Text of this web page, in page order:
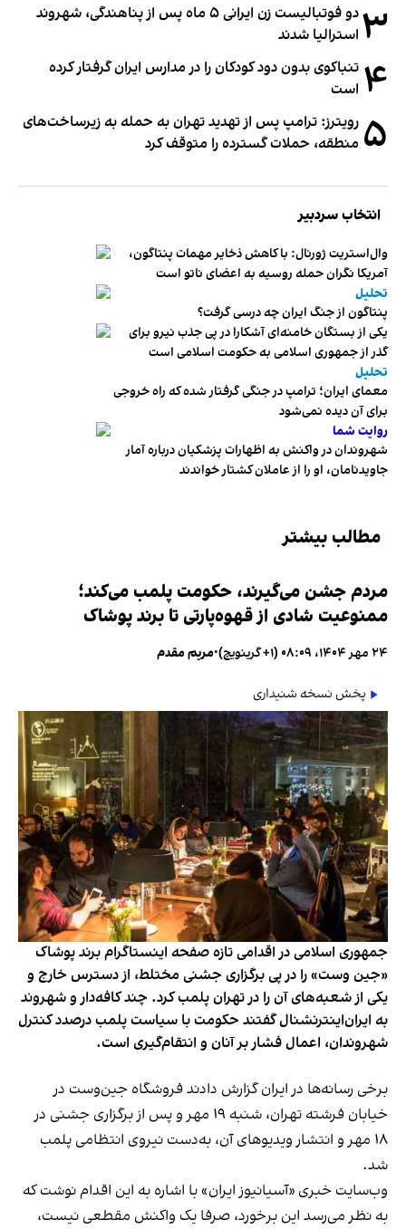
۳
دو فوتبالیست زن ایرانی ۵ ماه پس از پناهندگی، شهروند
استرالیا شدند
۴ تنباکوی بدون دود کودکان را در مدارس ایران گرفتار کرده
است
۵ رویترز: ترامپ پس از تهدید تهران به حمله به زیرساخت‌های
منطقه، حملات گسترده را متوقف کرد
انتخاب سردبیر
وال‌استریت ژورنال: با کاهش ذخایر مهمات پنتاگون،
آمریکا نگران حمله روسیه به اعضای ناتو‌ است
تحلیل
پنتاگون از جنگ ایران چه درسی گرفت؟
یکی از بستگان خامنه‌ای آشکارا در پی جذب نیرو برای
گذر از جمهوری اسلامی به حکومت اسلامی است
تحلیل
معمای ایران؛ ترامپ در جنگی گرفتار شده که راه خروجی
برای آن دیده نمی‌شود
روایت شما
شهروندان در واکنش به اظهارات پزشکیان درباره آمار
جاویدنامان، او را از عاملان کشتار خواندند
مطالب بیشتر
مردم جشن می‌گیرند، حکومت پلمب می‌کند؛
ممنوعیت شادی از قهوه‌پارتی تا برند پوشاک
۲۴ مهر ۱۴۰۴، ۰۸:۰۹ (‎+۱ گرینویچ) •مریم مقدم
پخش نسخه شنیداری
جمهوری اسلامی در اقدامی تازه صفحه اینستاگرام برند پوشاک
«جین وست» را در پی برگزاری جشنی مختلط، از دسترس خارج و
یکی از شعبه‌های آن را در تهران پلمب کرد. چند کافه‌‌دار و شهروند
به ایران‌اینترنشنال گفتند حکومت با سیاست پلمب درصدد کنترل
شهروندان، اعمال فشار بر آنان و انتقام‌گیری است.
برخی رسانه‌ها در ایران گزارش دادند فروشگاه جین‌وست در
خیابان فرشته تهران، شنبه ۱۹ مهر و پس از برگزاری جشنی در
۱۸ مهر و انتشار ویدیوهای آن، به‌دست نیروی انتظامی پلمب
شد.
وب‌سایت خبری «آسیانیوز ایران» با اشاره به این اقدام نوشت که
به نظر می‌رسد این برخورد، صرفا یک واکنش مقطعی نیست،